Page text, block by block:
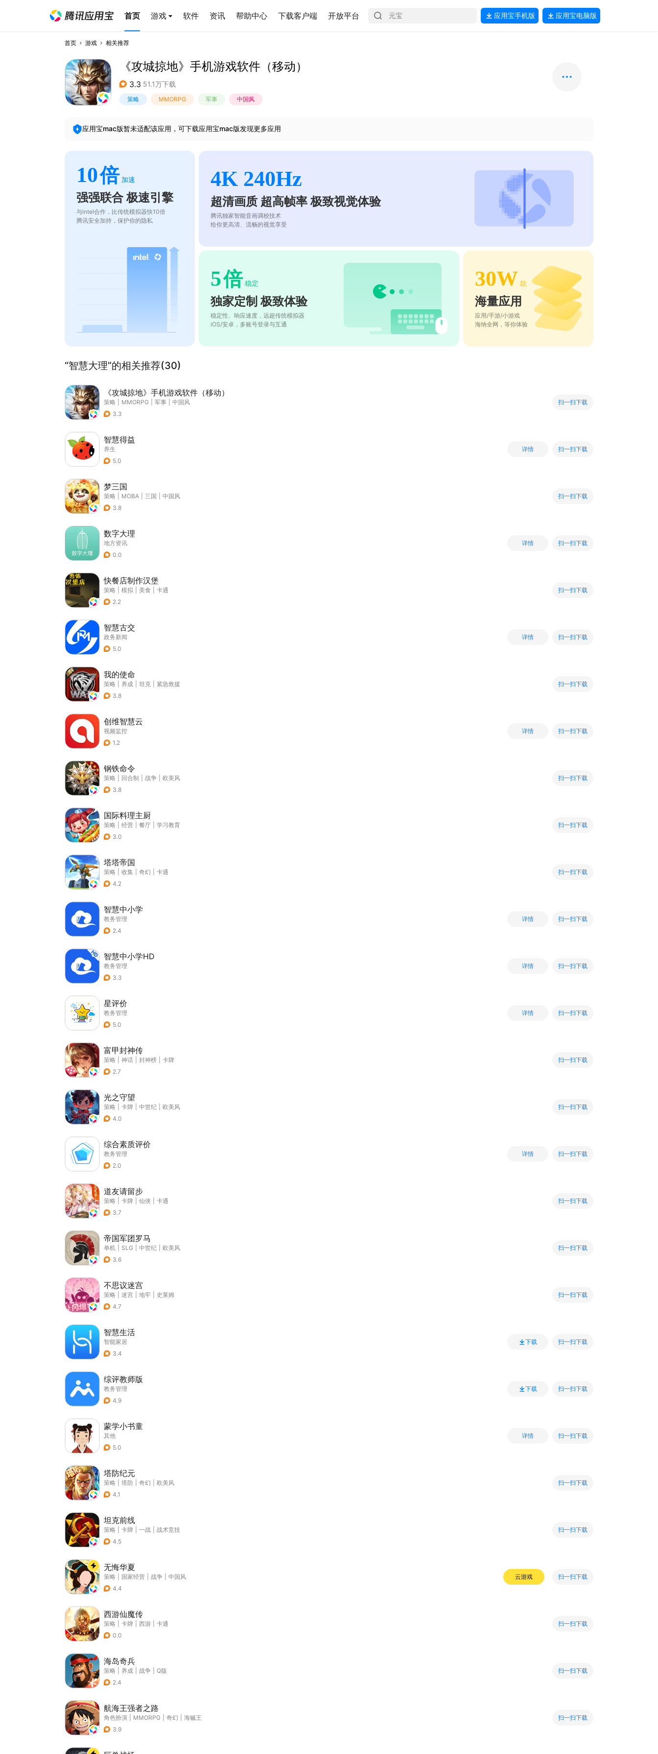
首页 游戏 软件 资讯 帮助中心 下载客户端 开放平台 应用宝手机版 应用宝电脑版
首页 游戏 相关推荐
《攻城掠地》手机游戏软件（移动）
3.3 51.1万下载
策略 MMORPG 军事 中国风
应用宝mac版暂未适配该应用，可下载应用宝mac版发现更多应用
10倍 加速
强强联合 极速引擎
与intel合作，比传统模拟器快10倍
腾讯安全加持，保护你的隐私
4K 240Hz
超清画质 超高帧率 极致视觉体验
腾讯独家智能音画调校技术
给你更高清、流畅的视觉享受
5倍 稳定
独家定制 极致体验
稳定性、响应速度，远超传统模拟器
iOS/安卓，多账号登录与互通
30W 款
海量应用
应用/手游/小游戏
海纳全网，等你体验
“智慧大理”的相关推荐(30)
《攻城掠地》手机游戏软件（移动）
策略 MMORPG 军事
中国风
3.3
扫一扫下载
智慧得益
养生
5.0
详情 扫一扫下载
梦三国
策略 MOBA 三国
中国风
3.8
扫一扫下载
数字大理
地方资讯
0.0
详情 扫一扫下载
快餐店制作汉堡
策略 模拟 美食
卡通
2.2
扫一扫下载
智慧古交
政务新闻
5.0
详情 扫一扫下载
我的使命
策略 养成 坦克
紧急救援
3.8
扫一扫下载
创维智慧云
视频监控
1.2
详情 扫一扫下载
钢铁命令
策略 回合制 战争
欧美风
3.8
扫一扫下载
国际料理主厨
策略 经营 餐厅
学习教育
3.0
扫一扫下载
塔塔帝国
策略 收集 奇幻
卡通
4.2
扫一扫下载
智慧中小学
教务管理
2.4
详情 扫一扫下载
智慧中小学HD
教务管理
3.3
详情 扫一扫下载
星评价
教务管理
5.0
详情 扫一扫下载
富甲封神传
策略 神话 封神榜
卡牌
2.7
扫一扫下载
光之守望
策略 卡牌 中世纪
欧美风
4.0
扫一扫下载
综合素质评价
教务管理
2.0
详情 扫一扫下载
道友请留步
策略 卡牌 仙侠
卡通
3.7
扫一扫下载
帝国军团罗马
单机 SLG 中世纪
欧美风
3.6
扫一扫下载
不思议迷宫
策略 迷宫 地牢
史莱姆
4.7
扫一扫下载
智慧生活
智能家居
3.4
下载 扫一扫下载
综评教师版
教务管理
4.9
下载 扫一扫下载
蒙学小书童
其他
5.0
详情 扫一扫下载
塔防纪元
策略 塔防 奇幻
欧美风
4.1
扫一扫下载
坦克前线
策略 卡牌 一战
战术竞技
4.5
扫一扫下载
无悔华夏
策略 国家经营 战争
中国风
4.4
云游戏 扫一扫下载
西游仙魔传
策略 卡牌 西游
卡通
0.0
扫一扫下载
海岛奇兵
策略 养成 战争
Q版
2.4
扫一扫下载
航海王强者之路
角色扮演 MMORPG 奇幻
海贼王
3.9
扫一扫下载